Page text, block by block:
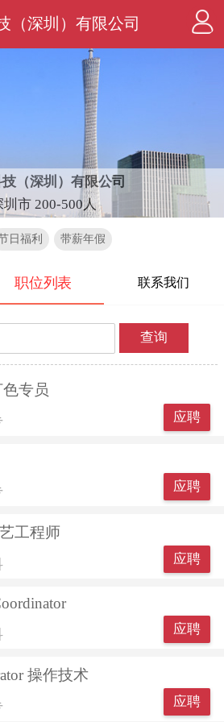
（深圳）有限公司
（深圳）有限公司
圳市 200-500人
日福利 带薪年假
职位列表 联系我们
查询
色专员
应聘
应聘
工程师
应聘
应聘
操作技术
应聘